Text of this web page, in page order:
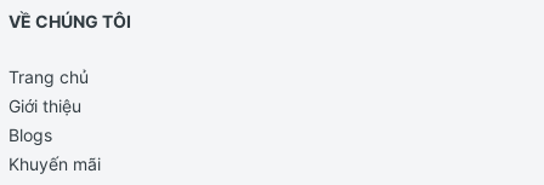
VỀ CHÚNG TÔI
Trang chủ
Giới thiệu
Blogs
Khuyến mãi